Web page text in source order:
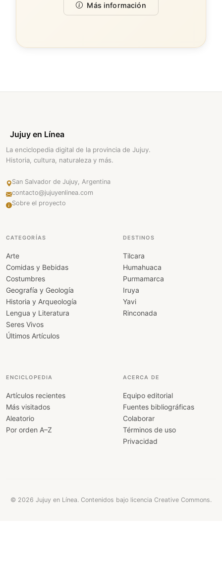
Más información
Jujuy en Línea
La enciclopedia digital de la provincia de Jujuy.
Historia, cultura, naturaleza y más.
San Salvador de Jujuy, Argentina
contacto@jujuyenlinea.com
Sobre el proyecto
CATEGORÍAS
Arte
Comidas y Bebidas
Costumbres
Geografía y Geología
Historia y Arqueología
Lengua y Literatura
Seres Vivos
Últimos Artículos
DESTINOS
Tilcara
Humahuaca
Purmamarca
Iruya
Yavi
Rinconada
ENCICLOPEDIA
Artículos recientes
Más visitados
Aleatorio
Por orden A–Z
ACERCA DE
Equipo editorial
Fuentes bibliográficas
Colaborar
Términos de uso
Privacidad
© 2026 Jujuy en Línea. Contenidos bajo licencia Creative Commons.